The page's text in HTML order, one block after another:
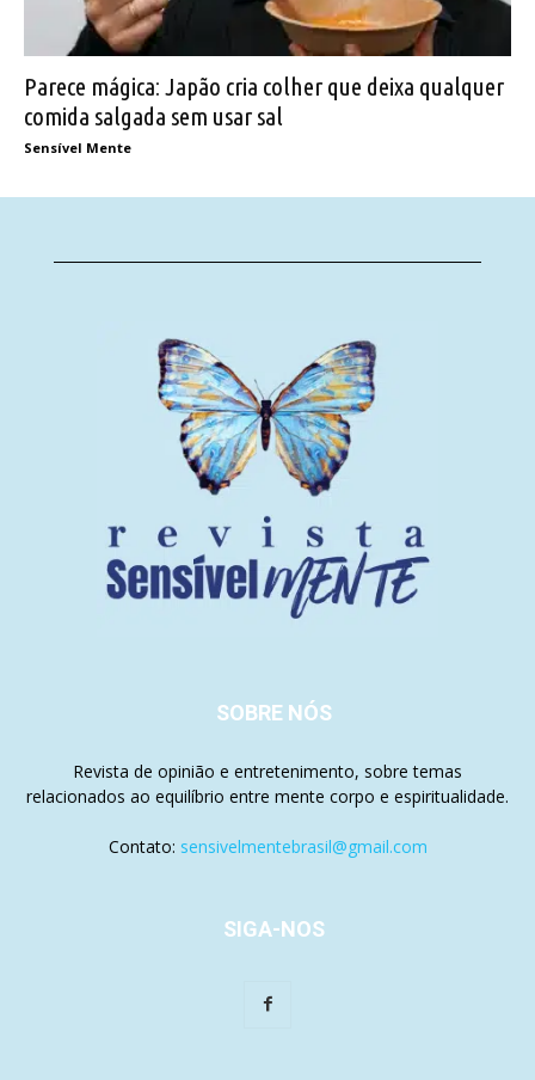
Parece mágica: Japão cria colher que deixa qualquer
comida salgada sem usar sal
Sensível Mente
SOBRE NÓS
Revista de opinião e entretenimento, sobre temas
relacionados ao equilíbrio entre mente corpo e espiritualidade.
Contato: sensivelmentebrasil@gmail.com
SIGA-NOS